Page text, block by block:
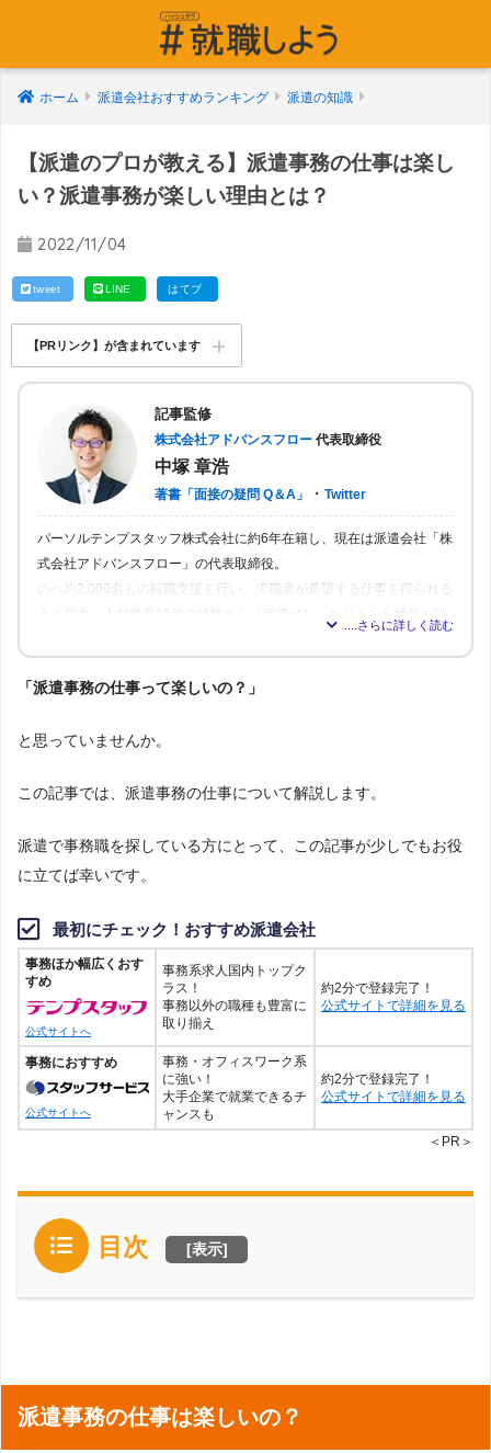
ホーム 派遣会社おすすめランキング 派遣の知識
【派遣のプロが教える】派遣事務の仕事は楽し
い？派遣事務が楽しい理由とは？
2022/11/04
tweet LINE はてブ
【PRリンク】が含まれています
記事監修
株式会社アドバンスフロー 代表取締役
中塚 章浩
著書「面接の疑問 Q＆A」 ・ Twitter
パーソルテンプスタッフ株式会社に約6年在籍し、現在は派遣会社「株
式会社アドバンスフロー」の代表取締役。
のべ約2,000名もの転職支援を行い、求職者が希望する仕事を得られる
「派遣事務の仕事って楽しいの？」
と思っていませんか。
この記事では、派遣事務の仕事について解説します。
派遣で事務職を探している方にとって、この記事が少しでもお役
に立てば幸いです。
最初にチェック！おすすめ派遣会社
事務ほか幅広くおす
すめ
公式サイトへ
事務系求人国内トップク
ラス！
事務以外の職種も豊富に
取り揃え
約2分で登録完了！
公式サイトで詳細を見る
事務におすすめ
公式サイトへ
事務・オフィスワーク系
に強い！
大手企業で就業できるチ
ャンスも
約2分で登録完了！
公式サイトで詳細を見る
＜PR＞
目次 [表示]
派遣事務の仕事は楽しいの？